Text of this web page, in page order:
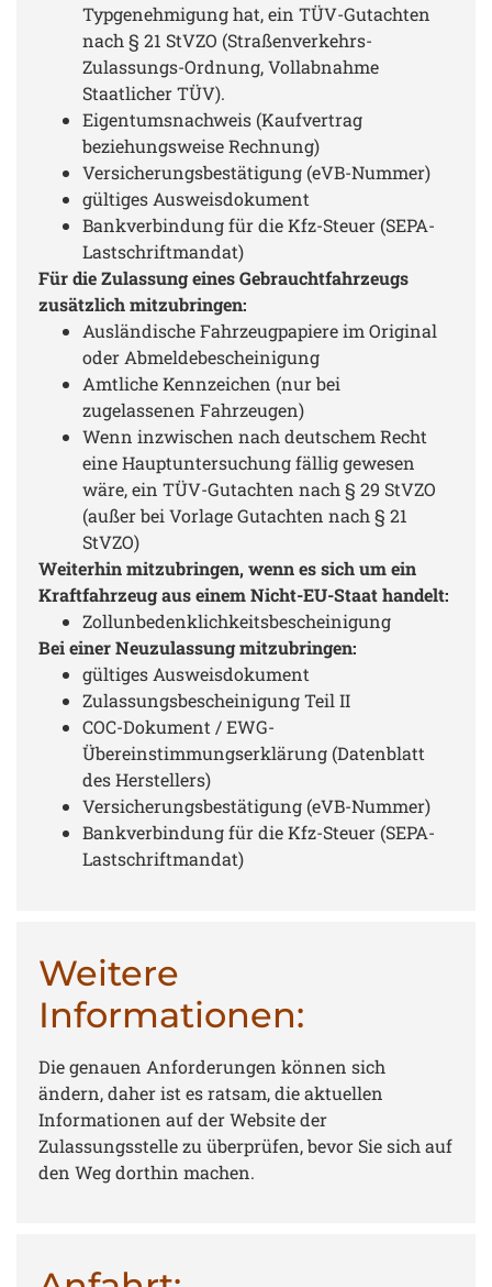
Typgenehmigung hat, ein TÜV-Gutachten
nach § 21 StVZO (Straßenverkehrs-
Zulassungs-Ordnung, Vollabnahme
Staatlicher TÜV).
Eigentumsnachweis (Kaufvertrag
beziehungsweise Rechnung)
Versicherungsbestätigung (eVB-Nummer)
gültiges Ausweisdokument
Bankverbindung für die Kfz-Steuer (SEPA-
Lastschriftmandat)
Für die Zulassung eines Gebrauchtfahrzeugs
zusätzlich mitzubringen:
Ausländische Fahrzeugpapiere im Original
oder Abmeldebescheinigung
Amtliche Kennzeichen (nur bei
zugelassenen Fahrzeugen)
Wenn inzwischen nach deutschem Recht
eine Hauptuntersuchung fällig gewesen
wäre, ein TÜV-Gutachten nach § 29 StVZO
(außer bei Vorlage Gutachten nach § 21
StVZO)
Weiterhin mitzubringen, wenn es sich um ein
Kraftfahrzeug aus einem Nicht-EU-Staat handelt:
Zollunbedenklichkeitsbescheinigung
Bei einer Neuzulassung mitzubringen:
gültiges Ausweisdokument
Zulassungsbescheinigung Teil II
COC-Dokument / EWG-
Übereinstimmungserklärung (Datenblatt
des Herstellers)
Versicherungsbestätigung (eVB-Nummer)
Bankverbindung für die Kfz-Steuer (SEPA-
Lastschriftmandat)
Weitere
Informationen:
Die genauen Anforderungen können sich
ändern, daher ist es ratsam, die aktuellen
Informationen auf der Website der
Zulassungsstelle zu überprüfen, bevor Sie sich auf
den Weg dorthin machen.